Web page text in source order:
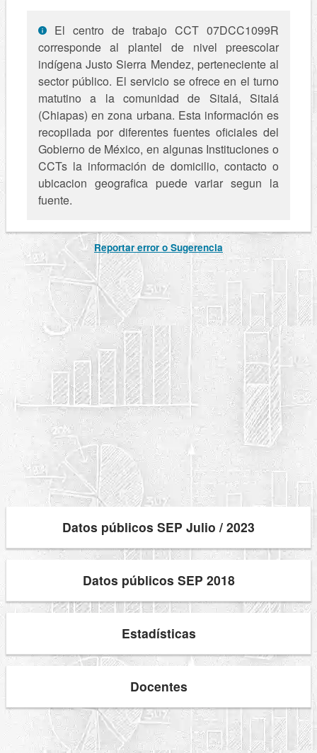
El centro de trabajo CCT 07DCC1099R
corresponde al plantel de nivel preescolar
indígena Justo Sierra Mendez, perteneciente al
sector público. El servicio se ofrece en el turno
matutino a la comunidad de Sitalá, Sitalá
(Chiapas) en zona urbana. Esta información es
recopilada por diferentes fuentes oficiales del
Gobierno de México, en algunas Instituciones o
CCTs la información de domicilio, contacto o
ubicacion geografica puede variar segun la
fuente.
Reportar error o Sugerencia
Datos públicos SEP Julio / 2023
Datos públicos SEP 2018
Estadísticas
Docentes